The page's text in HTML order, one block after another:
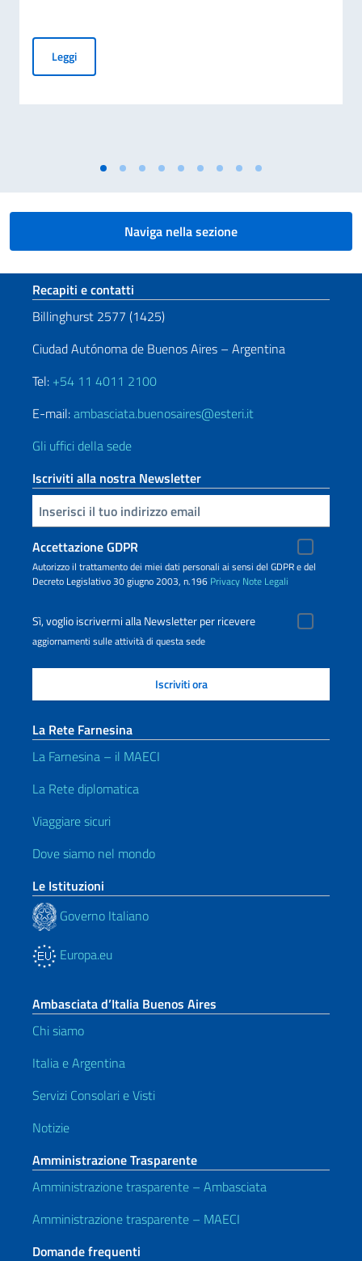
LeggiGiornata Nazionale del Sacrificio del Lavoro Italiano nel
Naviga nella sezione
Sezione footer
Recapiti e contatti
Billinghurst 2577 (1425)
Ciudad Autónoma de Buenos Aires – Argentina
Tel: +54 11 4011 2100
E-mail:ambasciata.buenosaires@esteri.it
Gli uffici della sede
Iscriviti alla nostra Newsletter
Inserisci la tua email
Accettazione GDPR
Autorizzo il trattamento dei miei dati personali ai sensi del GDPR e del
Decreto Legislativo 30 giugno 2003, n.196 Privacy Note Legali
Sì, voglio iscrivermi alla Newsletter per ricevere
aggiornamenti sulle attività di questa sede
La Rete Farnesina
La Farnesina – il MAECI
La Rete diplomatica
Viaggiare sicuri
Dove siamo nel mondo
Le Istituzioni
Governo Italiano
Europa.eu
Ambasciata d’Italia Buenos Aires
Chi siamo
Italia e Argentina
Servizi Consolari e Visti
Notizie
Amministrazione Trasparente
Amministrazione trasparente – Ambasciata
Amministrazione trasparente – MAECI
Domande frequenti